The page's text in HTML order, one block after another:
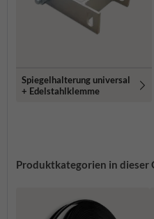
Spiegelhalterung universal
+ Edelstahlklemme
Produktkategorien in dieser